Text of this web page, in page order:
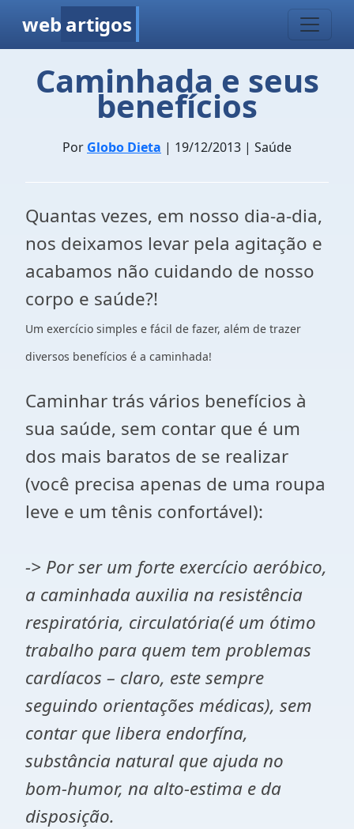
web artigos
Caminhada e seus
benefícios
Por Globo Dieta | 19/12/2013 | Saúde
Quantas vezes, em nosso dia-a-dia,
nos deixamos levar pela agitação e
acabamos não cuidando de nosso
corpo e saúde?!
Um exercício simples e fácil de fazer, além de trazer
diversos benefícios é a caminhada!
Caminhar trás vários benefícios à
sua saúde, sem contar que é um
dos mais baratos de se realizar
(você precisa apenas de uma roupa
leve e um tênis confortável):
-> Por ser um forte exercício aeróbico,
a caminhada auxilia na resistência
respiratória, circulatória(é um ótimo
trabalho para quem tem problemas
cardíacos – claro, este sempre
seguindo orientações médicas), sem
contar que libera endorfína,
substância natural que ajuda no
bom-humor, na alto-estima e da
disposição.